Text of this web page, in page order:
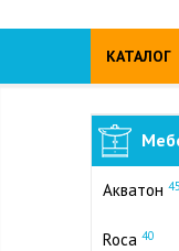
КАТАЛОГ
Акватон
Roca 40